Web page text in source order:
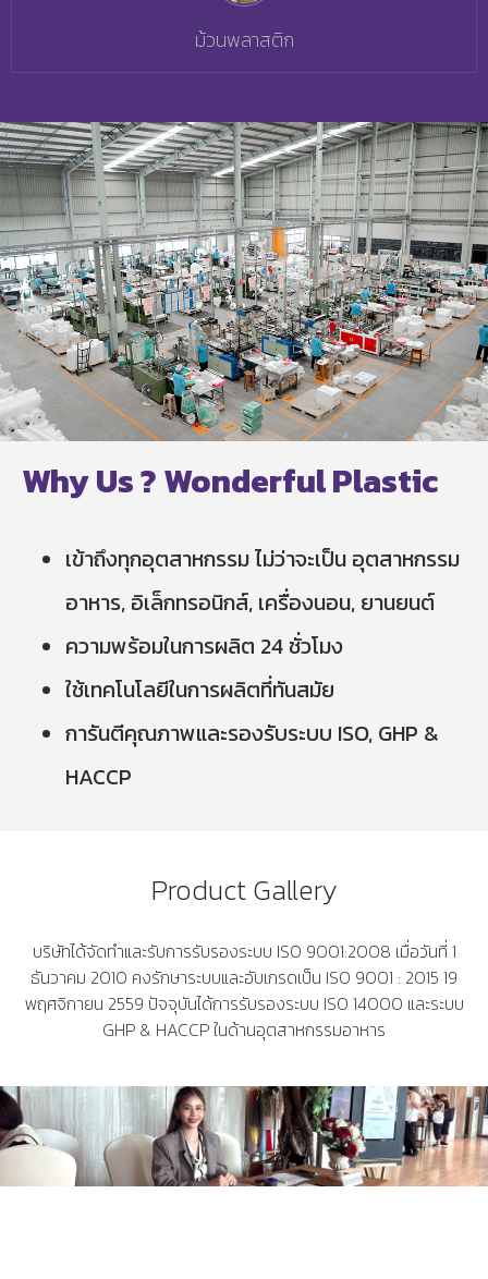
ม้วนพลาสติก
Why Us ? Wonderful Plastic
เข้าถึงทุกอุตสาหกรรม ไม่ว่าจะเป็น อุตสาหกรรม
อาหาร, อิเล็กทรอนิกส์, เครื่องนอน, ยานยนต์
ความพร้อมในการผลิต 24 ชั่วโมง
ใช้เทคโนโลยีในการผลิตที่ทันสมัย
การันตีคุณภาพและรองรับระบบ ISO, GHP &
HACCP
Product Gallery
บริษัทได้จัดทำและรับการรับรองระบบ ISO 9001:2008 เมื่อวันที่ 1
ธันวาคม 2010 คงรักษาระบบและอับเกรดเป็น ISO 9001 : 2015 19
พฤศจิกายน 2559 ปัจจุบันได้การรับรองระบบ ISO 14000 และระบบ
GHP & HACCP ในด้านอุตสาหกรรมอาหาร